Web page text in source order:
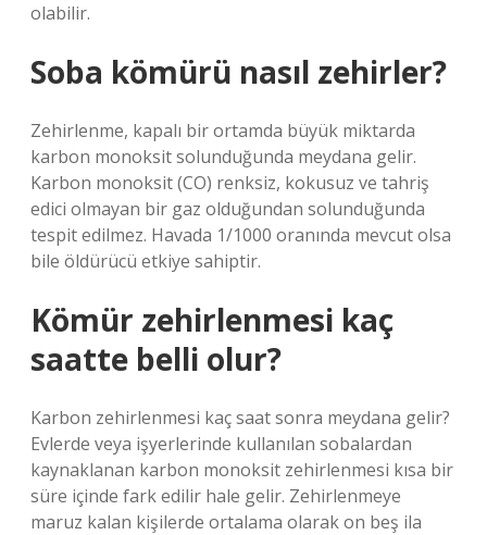
olabilir.
Soba kömürü nasıl zehirler?
Zehirlenme, kapalı bir ortamda büyük miktarda
karbon monoksit solunduğunda meydana gelir.
Karbon monoksit (CO) renksiz, kokusuz ve tahriş
edici olmayan bir gaz olduğundan solunduğunda
tespit edilmez. Havada 1/1000 oranında mevcut olsa
bile öldürücü etkiye sahiptir.
Kömür zehirlenmesi kaç
saatte belli olur?
Karbon zehirlenmesi kaç saat sonra meydana gelir?
Evlerde veya işyerlerinde kullanılan sobalardan
kaynaklanan karbon monoksit zehirlenmesi kısa bir
süre içinde fark edilir hale gelir. Zehirlenmeye
maruz kalan kişilerde ortalama olarak on beş ila